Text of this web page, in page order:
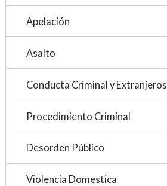
Apelación
Asalto
Conducta Criminal y Extranjeros
Procedimiento Criminal
Desorden Público
Violencia Domestica